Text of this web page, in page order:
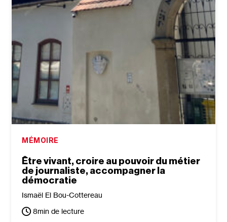
MÉMOIRE
Être vivant, croire au pouvoir du métier
de journaliste, accompagner la
démocratie
Ismaël El Bou-Cottereau
8min de lecture